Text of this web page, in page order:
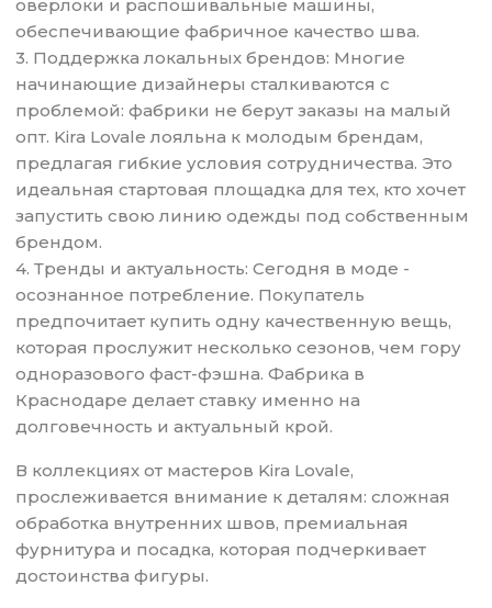
оверлоки и распошивальные машины,
обеспечивающие фабричное качество шва.
3. Поддержка локальных брендов: Многие
начинающие дизайнеры сталкиваются с
проблемой: фабрики не берут заказы на малый
опт. Kira Lovale лояльна к молодым брендам,
предлагая гибкие условия сотрудничества. Это
идеальная стартовая площадка для тех, кто хочет
запустить свою линию одежды под собственным
брендом.
4. Тренды и актуальность: Сегодня в моде -
осознанное потребление. Покупатель
предпочитает купить одну качественную вещь,
которая прослужит несколько сезонов, чем гору
одноразового фаст-фэшна. Фабрика в
Краснодаре делает ставку именно на
долговечность и актуальный крой.
В коллекциях от мастеров Kira Lovale,
прослеживается внимание к деталям: сложная
обработка внутренних швов, премиальная
фурнитура и посадка, которая подчеркивает
достоинства фигуры.